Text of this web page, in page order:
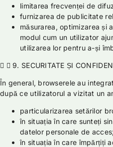
limitarea frecvenței de
furnizarea de publicitate
măsurarea, optimizarea și
modul cum un utilizator
utilizarea lor pentru a-și
9. SECURITATE ȘI
În general, browserele au
după ce utilizatorul a vizitat un
particularizarea setărilor
în situația în care sunteți
datelor personale de acces;
în situația în care împărțiți